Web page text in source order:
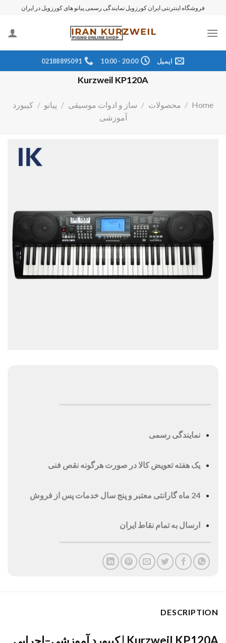
محتوا
فروشگاه اینترنتی ایران کورزویل نمایندگی رسمی پیانو های کورزویل در ایران
ایمیل 20:00 - 10:00
02188895091
Kurzweil KP120A
Home
/ محصولات / ساز و ادوات موسیقی / پیانو / کیبورد
آموزشی
نمایندگی رسمی
یک هفته تعویض کالا در صورت هرگونه نقص فنی
24 ماه گارانتی معتبر و پنج سال خدمات پس از فروش
ارسال به تمام نقاط ایران
DESCRIPTION